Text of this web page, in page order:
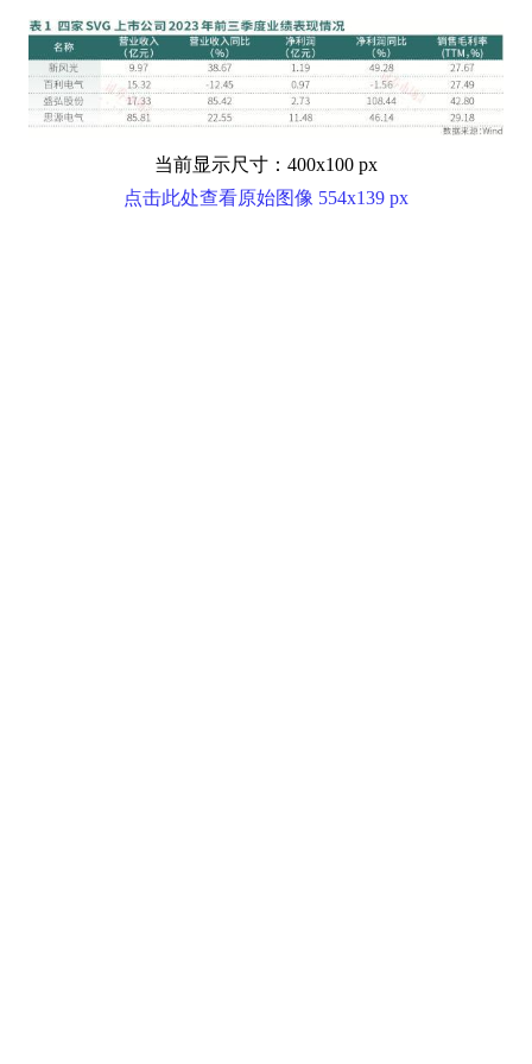
当前显示尺寸：400x100 px
点击此处查看原始图像 554x139 px